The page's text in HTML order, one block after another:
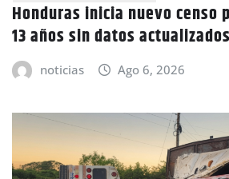
Honduras inicia nuevo censo
13 años sin datos actualizados
noticias Ago 6, 2026